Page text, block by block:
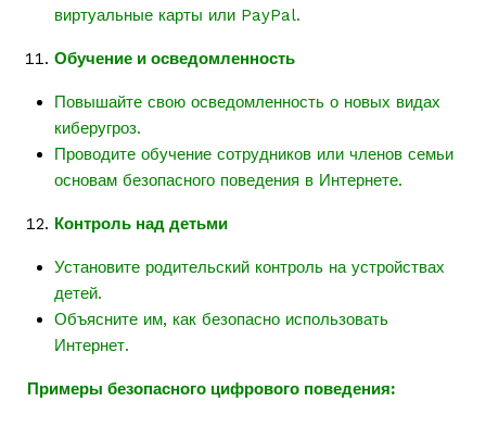
виртуальные карты или PayPal.
Обучение и осведомленность
Повышайте свою осведомленность о новых видах
киберугроз.
Проводите обучение сотрудников или членов семьи
основам безопасного поведения в Интернете.
Контроль над детьми
Установите родительский контроль на устройствах
детей.
Объясните им, как безопасно использовать
Интернет.
Примеры безопасного цифрового поведения: